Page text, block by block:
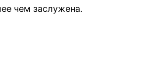
чем заслужена.